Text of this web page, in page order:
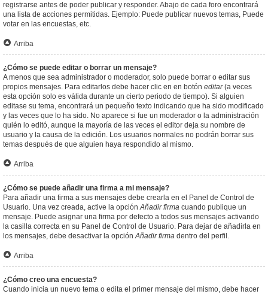
registrarse antes de poder publicar y responder. Abajo de cada foro encontrará
una lista de acciones permitidas. Ejemplo: Puede publicar nuevos temas, Puede
votar en las encuestas, etc.
Arriba
¿Cómo se puede editar o borrar un mensaje?
A menos que sea administrador o moderador, solo puede borrar o editar sus
propios mensajes. Para editarlos debe hacer clic en en botón editar(a veces
esta opción solo es válida durante un cierto periodo de tiempo). Si alguien
editase su tema, encontrará un pequeño texto indicando que ha sido modificado
y las veces que lo ha sido. No aparece si fue un moderador o la administración
quién lo editó, aunque la mayoría de las veces el editor deja su nombre de
usuario y la causa de la edición. Los usuarios normales no podrán borrar sus
temas después de que alguien haya respondido al mismo.
Arriba
¿Cómo se puede añadir una firma a mi mensaje?
Para añadir una firma a sus mensajes debe crearla en el Panel de Control de
Usuario. Una vez creada, active la opciónAñadir firma cuando publique un
mensaje. Puede asignar una firma por defecto a todos sus mensajes activando
la casilla correcta en su Panel de Control de Usuario. Para dejar de añadirla en
los mensajes, debe desactivar la opciónAñadir firma dentro del perfil.
Arriba
¿Cómo creo una encuesta?
Cuando inicia un nuevo tema o edita el primer mensaje del mismo, debe hacer